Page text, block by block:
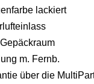
lackiert
m. Fernb.
über die